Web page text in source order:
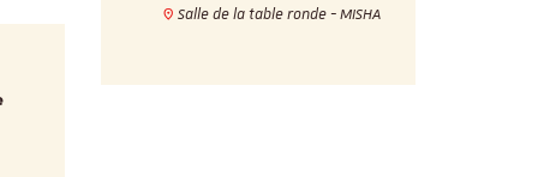
Salle de la table ronde - MISHA